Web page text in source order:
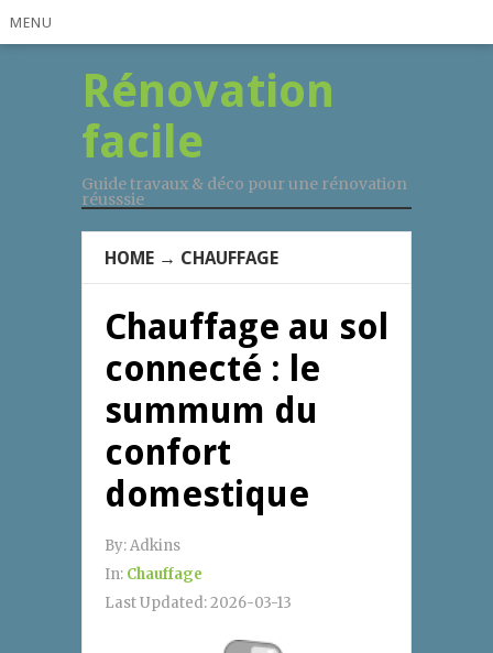
MENU
Rénovation
facile
Guide travaux & déco pour une rénovation
réusssie
HOME → CHAUFFAGE
Chauffage au sol
connecté : le
summum du
confort
domestique
By:Adkins
In: Chauffage
Last Updated:2026-03-13